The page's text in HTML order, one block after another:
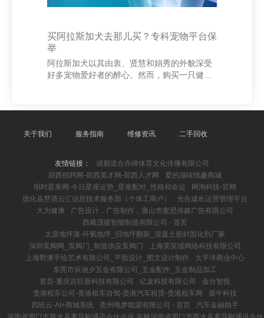
买阿拉斯加犬去那儿买？专科宠物平台保
举
阿拉斯加犬以其由衷、贤慧和娟秀的外貌深受
好多宠物爱好者的醉心。然而，购买一只健康
复平台购买。像“宠物之家”、“波奇网”等专科平
当、健康，并提供注目的品种信息和疫苗纪
险和调整干事，缩短购买风险。 其次，不错商
量接洽正规的犬舍或繁衍者。在继承时，应实
地测验犬舍环境，了解母犬和幼犬的饲养情
况，确保其生涯环境干净、卫生，且有广宽的
品系布景。同期
关于我们 服务指南 维修资讯 二手回收
友情链接：
成都道合亦禅体育文化传播有限公司
郧西招聘网-郧西英才网-郧西人才网
爱的滋味情趣商城
明时星座网-今日星座运势_星座配对_性格和命运
网淘科技-官网
德化县慧谱云汇信息技术服务部（个体工商户）
光合成长运营管理平台
大为健康
广告设计，广告制作，唐山市蜜思传媒广告有限公司
西藏茂骏智能制造有限公司 - 首页
太原地坪漆-环氧地坪_旧地坪翻新_混凝土密封固化剂厂家
深圳泵阀网_泵阀门_制造供应泵阀门
上海芙笑绒网络科技有限公司
上海野澳手绘艺术有限公司_平面设计_图文设计制作
太平洋商业中心
东莞市辰迪夕五金有限公司_五金配件_五金制品加工
首页-重庆吉巨新科技有限公司
亿龙科技有限公司
金台智投
贵港租车公司-贵港租车自驾-贵港汽车租赁-贵港租车网
柴牛科技
四班云-AI+商城系统
贵州电梦能源有限公司 - 首页
汽车金融助手